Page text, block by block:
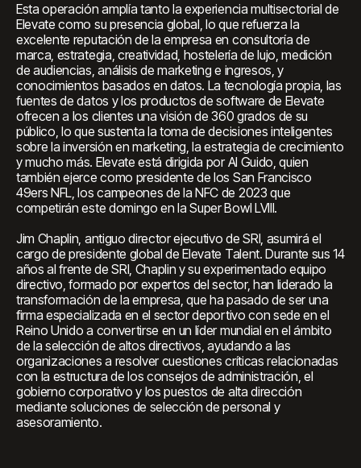
Esta operación amplía tanto la experiencia multisectorial de
Elevate como su presencia global, lo que refuerza la
excelente reputación de la empresa en consultoría de
marca, estrategia, creatividad, hostelería de lujo, medición
de audiencias, análisis de marketing e ingresos, y
conocimientos basados en datos. La tecnología propia, las
fuentes de datos y los productos de software de Elevate
ofrecen a los clientes una visión de 360 grados de su
público, lo que sustenta la toma de decisiones inteligentes
sobre la inversión en marketing, la estrategia de crecimiento
y mucho más. Elevate está dirigida por Al Guido, quien
también ejerce como presidente de los San Francisco
49ers NFL, los campeones de la NFC de 2023 que
competirán este domingo en la Super Bowl LVIII.
Jim Chaplin, antiguo director ejecutivo de SRI, asumirá el
cargo de presidente global de Elevate Talent. Durante sus 14
años al frente de SRI, Chaplin y su experimentado equipo
directivo, formado por expertos del sector, han liderado la
transformación de la empresa, que ha pasado de ser una
firma especializada en el sector deportivo con sede en el
Reino Unido a convertirse en un líder mundial en el ámbito
de la selección de altos directivos, ayudando a las
organizaciones a resolver cuestiones críticas relacionadas
con la estructura de los consejos de administración, el
gobierno corporativo y los puestos de alta dirección
mediante soluciones de selección de personal y
asesoramiento.